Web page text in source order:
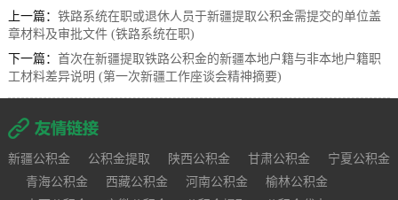
上一篇： 铁路系统在职或退休人员于新疆提取公积金需提交的单位盖
章材料及审批文件 (铁路系统在职)
下一篇： 首次在新疆提取铁路公积金的新疆本地户籍与非本地户籍职
工材料差异说明 (第一次新疆工作座谈会精神摘要)
新疆公积金 公积金提取 陕西公积金 甘肃公积金
宁夏公积金
青海公积金
西藏公积金 河南公积金
榆林公积金